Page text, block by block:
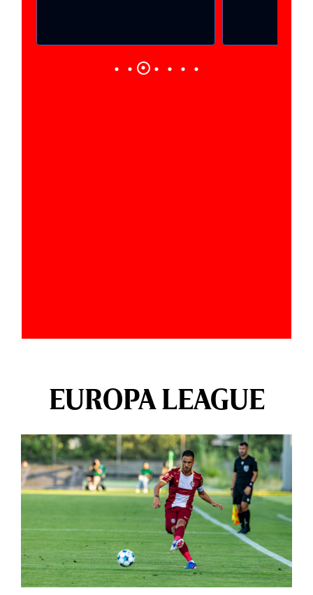
EUROPA LEAGUE